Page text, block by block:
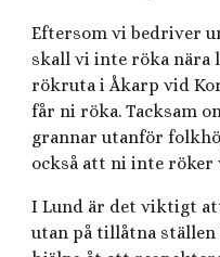
Eftersom vi bedriver
skall vi inte röka nära
rökruta i Åkarp vid
får ni röka. Tacksam
grannar utanför
också att ni inte
I Lund är det viktigt
utan på tillåtna ställen